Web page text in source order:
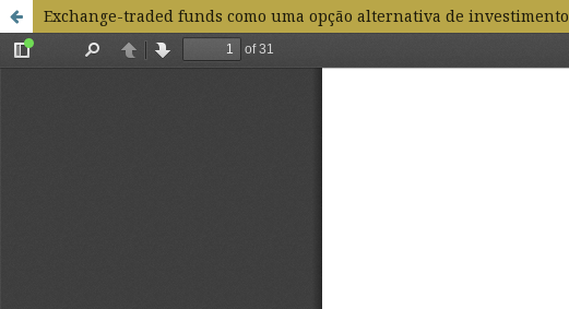
Exchange-traded funds como uma opção alternativa de investimento